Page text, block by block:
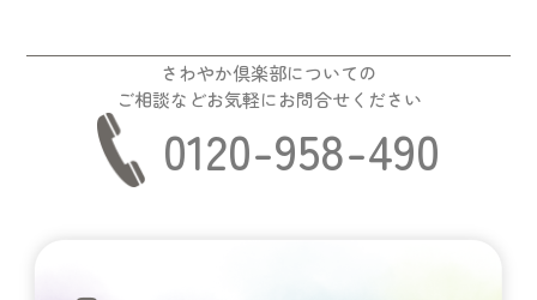
さわやか倶楽部についての
ご相談などお気軽にお問合せください
0120-958-490